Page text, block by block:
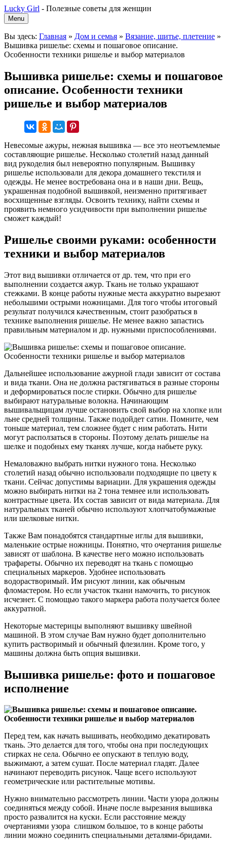
Lucky Girl - Полезные советы для женщин
Menu
Вы здесь: Главная » Дом и семья » Вязание, шитье, плетение »
Вышивка ришелье: схемы и пошаговое описание.
Особенности техники ришелье и выбор материалов
Вышивка ришелье: схемы и пошаговое
описание. Особенности техники
ришелье и выбор материалов
Невесомые ажуры, нежная вышивка — все это неотъемлемые
составляющие ришелье. Несколько столетий назад данный
вид рукоделия был невероятно популярным. Вышивку
ришелье использовали для декора домашнего текстиля и
одежды. Не менее востребована она и в наши дни. Вещь,
украшенная подобной вышивкой, неизменно притягивает
восхищенные взгляды. Освоить технику, найти схемы и
проявить немного усидчивости при выполнении ришелье
сможет каждый!
Ришелье своими руками: особенности
техники и выбор материалов
Этот вид вышивки отличается от др. тем, что при его
выполнении создается ажур. Ткань не только украшают
стежками. В конце работы нужные места аккуратно вырезают
небольшими острыми ножницами. Для того чтобы итоговый
результат получился качественным, стоит разобраться в
технике выполнения ришелье. Не менее важно запастись
правильным материалом и др. нужными приспособлениями.
Дальнейшее использование ажурной глади зависит от состава
и вида ткани. Она не должна растягиваться в разные стороны
и деформироваться после стирки. Обычно для ришелье
выбирают натуральные волокна. Начинающим
вышивальщицам лучше остановить свой выбор на хлопке или
льне средней толщины. Также подойдет сатин. Помните, чем
тоньше материал, тем сложнее будет с ним работать. Нити
могут расползаться в стороны. Поэтому делать ришелье на
шелке и подобных ему тканях лучше, когда набьете руку.
Немаловажно выбрать нитки нужного тона. Несколько
столетий назад обычно использовали подходящие по цвету к
ткани. Сейчас допустимы вариации. Для украшения одежды
можно выбирать нитки на 2 тона темнее или использовать
контрастные цвета. Их состав зависит от вида материала. Для
натуральных тканей обычно используют хлопчатобумажные
или шелковые нитки.
Также Вам понадобятся стандартные иглы для вышивки,
маленькие острые ножницы. Понятно, что очертания ришелье
зависят от шаблона. В качестве него можно использовать
трафареты. Обычно их переводят на ткань с помощью
специальных маркеров. Удобнее использовать
водорастворимый. Им рисуют линии, как обычным
фломастером. Но если участок ткани намочить, то рисунок
исчезнет. С помощью такого маркера работа получается более
аккуратной.
Некоторые мастерицы выполняют вышивку швейной
машиной. В этом случае Вам нужно будет дополнительно
купить растворимый и обычный флезилин. Кроме того, у
машины должна быть опция вышивки.
Вышивка ришелье: фото и пошаговое
исполнение
Перед тем, как начать вышивать, необходимо декатировать
ткань. Это делается для того, чтобы она при последующих
стирках не села. Обычно ее опускают в теплую воду,
выжимают, а затем сушат. После материал гладят. Далее
начинают переводить рисунок. Чаще всего используют
геометрические или растительные мотивы.
Нужно внимательно рассмотреть линии. Части узора должны
соединяться между собой. Иначе после вырезания вышивка
просто развалится на куски. Если расстояние между
очертаниями узора слишком большое, то в конце работы
линии можно соединить специальными деталями-бридами.